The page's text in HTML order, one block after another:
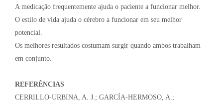
A medicação frequentemente ajuda o paciente a funcionar melhor.
O estilo de vida ajuda o cérebro a funcionar em seu melhor
potencial.
Os melhores resultados costumam surgir quando ambos trabalham
em conjunto.
REFERÊNCIAS
CERRILLO-URBINA, A. J.; GARCÍA-HERMOSO, A.;